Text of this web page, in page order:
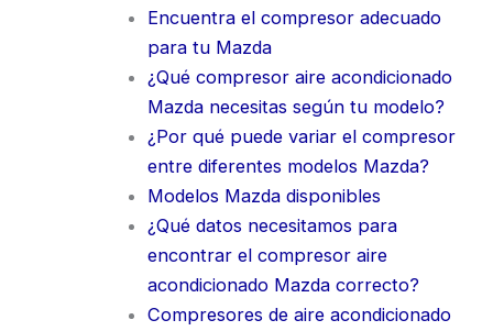
Encuentra el compresor adecuado
para tu Mazda
¿Qué compresor aire acondicionado
Mazda necesitas según tu modelo?
¿Por qué puede variar el compresor
entre diferentes modelos Mazda?
Modelos Mazda disponibles
¿Qué datos necesitamos para
encontrar el compresor aire
acondicionado Mazda correcto?
Compresores de aire acondicionado